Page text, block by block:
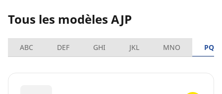
Tous les modèles AJP
ABC DEF GHI JKL MNO PQRS